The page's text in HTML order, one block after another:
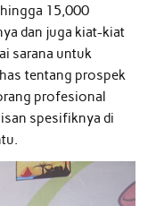
15,000
dan juga kiat-kiat
sarana untuk
tentang prospek
profesional
spesifiknya di